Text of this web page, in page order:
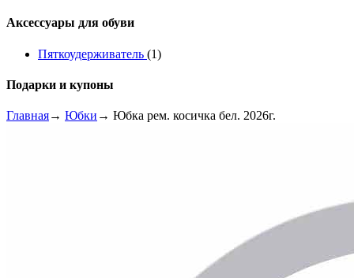
Аксессуары для обуви
Пяткоудерживатель (1)
Подарки и купоны
Главная→ Юбки → Юбка рем. косичка бел. 2026г.